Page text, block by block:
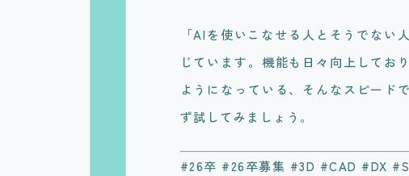
「AIを使いこなせる人とそうでな
じています。機能も日々向上してお
ようになっている、そんなスピード
ず試してみましょう。
#26卒 #26卒募集 #3D #CAD #DX